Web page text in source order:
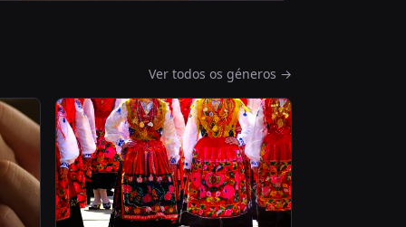
Ver todos os géneros →